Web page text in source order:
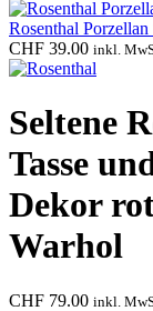
Rosenthal
CHF 39.00 inkl.
Seltene
Tasse
Dekor
Warhol
CHF 79.00 inkl.